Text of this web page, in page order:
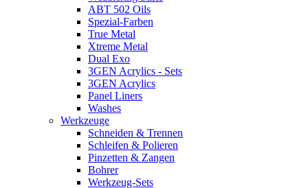
ABT 502 Oils
Spezial-Farben
True Metal
Xtreme Metal
Dual Exo
3GEN Acrylics - Sets
3GEN Acrylics
Panel Liners
Washes
Werkzeuge
Schneiden & Trennen
Schleifen & Polieren
Pinzetten & Zangen
Bohrer
Werkzeug-Sets